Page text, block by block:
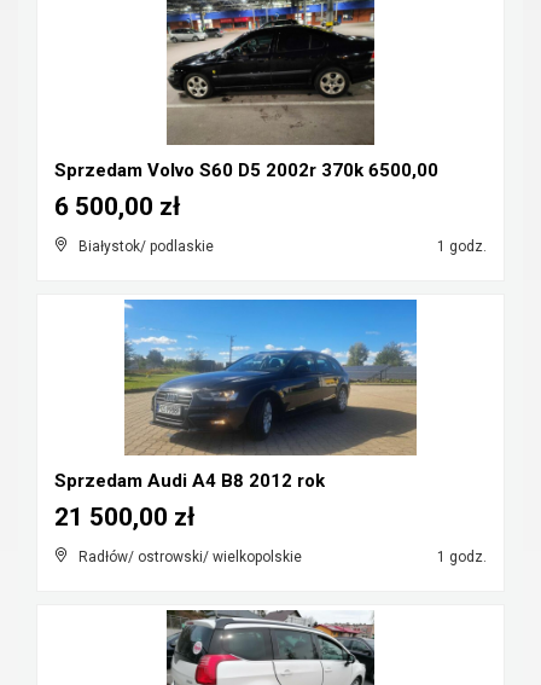
Sprzedam Volvo S60 D5 2002r 370k 6500,00
Białystok/ podlaskie 1 godz.
6 500,00 zł
Sprzedam Audi A4 B8 2012 rok
Radłów/ ostrowski/ wielkopolskie 1 godz.
21 500,00 zł